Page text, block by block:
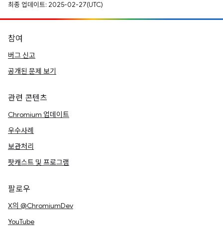
최종 업데이트: 2025-02-27(UTC)
참여
버그 신고
공개된 문제 보기
관련 콘텐츠
Chromium 업데이트
우수사례
보관처리
팟캐스트 및 프로그램
팔로우
X의 @ChromiumDev
YouTube